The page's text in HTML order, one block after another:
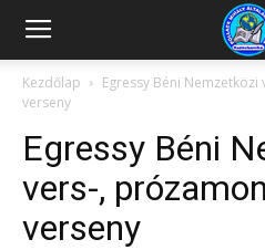
Kazincbarcikai
Pollack
Mihály
Kezdőlap
Egressy Béni
verseny
Egressy Béni
vers-,
verseny